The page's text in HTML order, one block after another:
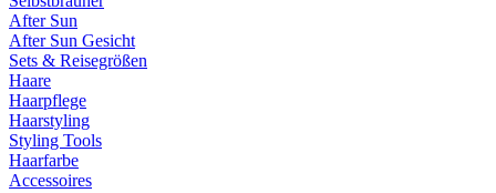
After Sun
After Sun Gesicht
Sets & Reisegrößen
Haare
Haarpflege
Haarstyling
Styling Tools
Haarfarbe
Accessoires